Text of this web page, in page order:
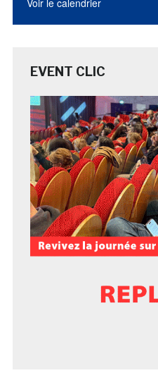
Voir le calendrier
EVENT CLIC